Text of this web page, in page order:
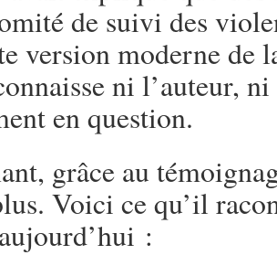
de suivi des
version moderne de
ni l’auteur,
en question.
grâce au
Voici ce qu’il
: